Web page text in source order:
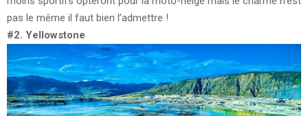
pas le même il faut bien l’admettre !
#2. Yellowstone